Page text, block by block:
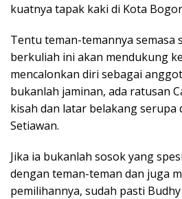
kuatnya tapak kaki di Kota
Tentu teman-temannya semasa
berkuliah ini akan mendukung
mencalonkan diri sebagai
bukanlah jaminan, ada ratusan
kisah dan latar belakang serupa
Setiawan.
Jika ia bukanlah sosok yang
dengan teman-teman dan juga
pemilihannya, sudah pasti